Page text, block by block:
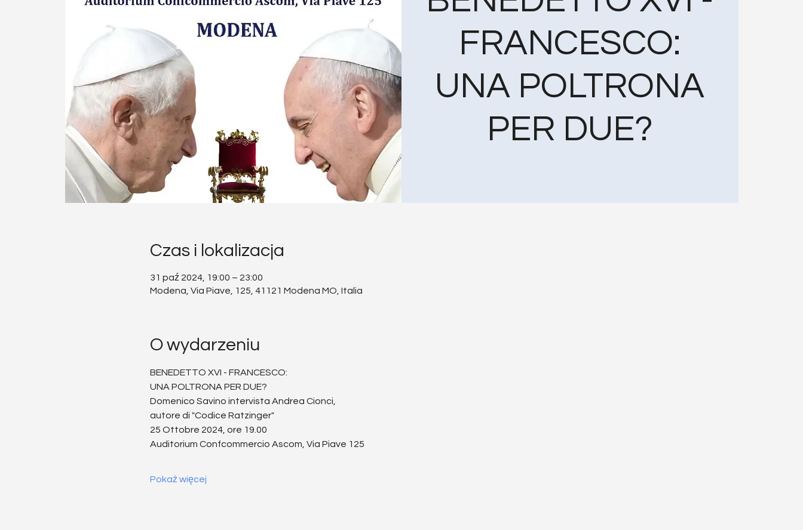
FRANCESCO:
UNA POLTRONA
PER DUE?
Czas i lokalizacja
31 paź 2024, 19:00 – 23:00
Modena, Via Piave, 125, 41121 Modena MO, Italia
O wydarzeniu
BENEDETTO XVI - FRANCESCO:
UNA POLTRONA PER DUE?
Domenico Savino intervista Andrea Cionci,
autore di "Codice Ratzinger"
25 Ottobre 2024, ore 19.00
Auditorium Confcommercio Ascom, Via Piave 125
Pokaż więcej